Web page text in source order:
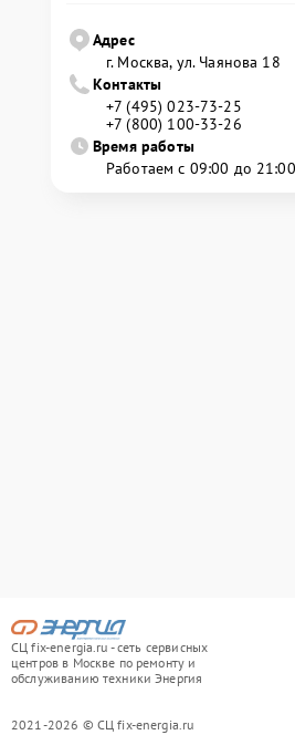
Адрес
г. Москва, ул. Чаянова 18
Контакты
+7 (495) 023-73-25
+7 (800) 100-33-26
Время работы
Работаем с 09:00 до 21:00
СЦ fix-energia.ru - сеть сервисных
центров в Москве по ремонту и
обслуживанию техники Энергия
2021-2026 © СЦ fix-energia.ru